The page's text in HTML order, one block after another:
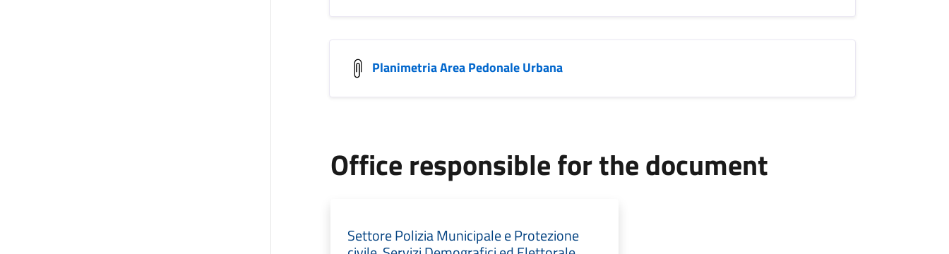
Planimetria Area Pedonale Urbana
Office responsible for the document
Settore Polizia Municipale e Protezione